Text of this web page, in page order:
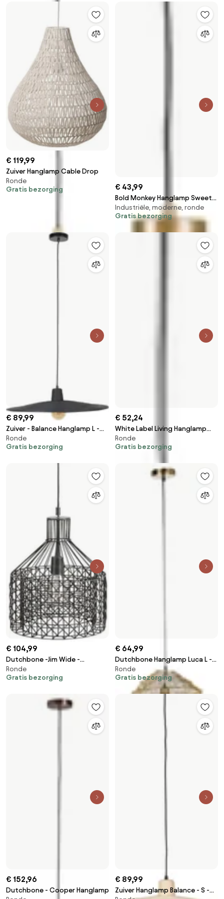
€ 119,99
Zuiver Hanglamp Cable Drop
Ronde
Gratis bezorging
€ 43,99
Bold Monkey Hanglamp Sweet
Mesh - S Goud
Industriële, moderne, ronde
Gratis bezorging
€ 89,99
Zuiver - Balance Hanglamp L -
Zwart
Ronde
Gratis bezorging
€ 52,24
White Label Living Hanglamp
Yuna Wit
Ronde
Gratis bezorging
€ 104,99
Dutchbone -Jim Wide -
Hanglamp - Zwart
Ronde
Gratis bezorging
€ 64,99
Dutchbone Hanglamp Luca L -
Brass
Ronde
Gratis bezorging
€ 152,96
Dutchbone - Cooper Hanglamp
€ 89,99
Zuiver Hanglamp Balance - S -